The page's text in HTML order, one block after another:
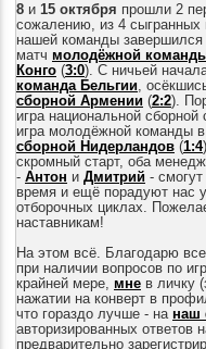
8и 15 октября прошли 2
сожалению, из 4
нашей команды
матч молодёжной
Конго(3:0). С ничьей
команда Бельгии,
сборной Армении (2:2).
игра национальной сборной
игра молодёжной команды
сборной Нидерландов(1:4
скромный старт, оба
- Антон и Дмитрий -
время и ещё порадуют нас
отборочных циклах.
наставникам!
На этом всё. Благодарю
при наличии вопросов по
крайней мере, мнев личку
нажатии на конверт в
что гораздо лучше - на наш
авторизированных ответов
предварительно